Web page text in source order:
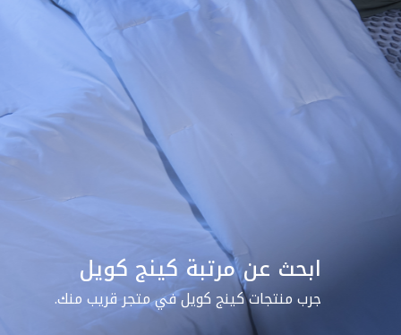
ابحث عن مرتبة كينج كويل
جرب منتجات كينج كويل في متجر قريب منك.